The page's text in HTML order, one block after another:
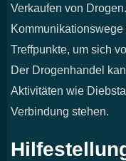
Verkaufen von
Treffpunkte, um sich
Der Drogenhandel
Aktivitäten wie
Verbindung stehen.